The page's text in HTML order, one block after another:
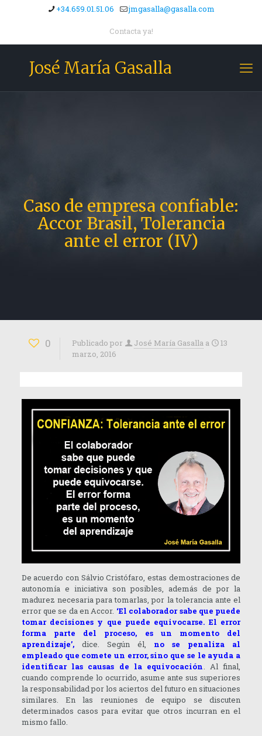
+34.659.01.51.06 jmgasalla@gasalla.com
Contacta ya!
José María Gasalla
Caso de empresa confiable:
Accor Brasil, Tolerancia
ante el error (IV)
0 Publicado por José María Gasalla a
13
marzo, 2016
De acuerdo con Sálvio Cristófaro, estas demostraciones de
autonomía e iniciativa son posibles, además de por la
madurez necesaria para tomarlas, por la tolerancia ante el
error que se da en Accor. ‘El colaborador sabe que puede
tomar decisiones y que puede equivocarse. El error
forma parte del proceso, es un momento del
aprendizaje’,dice. Según él, no se penaliza al
empleado que comete un error, sino que se le ayuda a
identificar las causas de la equivocación. Al final,
cuando comprende lo ocurrido, asume ante sus superiores
la responsabilidad por los aciertos del futuro en situaciones
similares. En las reuniones de equipo se discuten
determinados casos para evitar que otros incurran en el
mismo fallo.